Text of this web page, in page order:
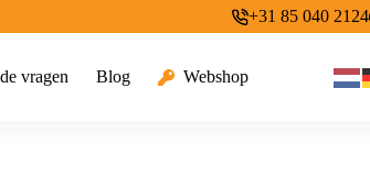
+31 85 040 2124
vragen Blog Webshop